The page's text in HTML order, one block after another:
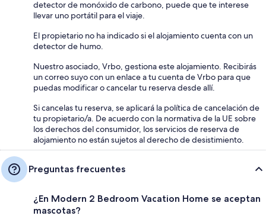
detector de monóxido de carbono, puede que te interese
llevar uno portátil para el viaje.
El propietario no ha indicado si el alojamiento cuenta con un
detector de humo.
Nuestro asociado, Vrbo, gestiona este alojamiento. Recibirás
un correo suyo con un enlace a tu cuenta de Vrbo para que
puedas modificar o cancelar tu reserva desde allí.
Si cancelas tu reserva, se aplicará la política de cancelación de
tu propietario/a. De acuerdo con la normativa de la UE sobre
los derechos del consumidor, los servicios de reserva de
alojamiento no están sujetos al derecho de desistimiento.
Preguntas frecuentes
¿En Modern 2 Bedroom Vacation Home se aceptan
mascotas?